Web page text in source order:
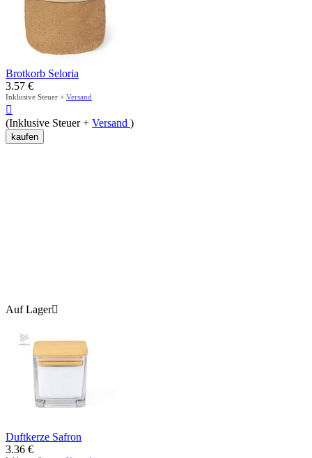
Brotkorb Seloria
3.57 €
Inklusive Steuer + Versand

(Inklusive Steuer + Versand )
kaufen
Auf Lager
Duftkerze Safron
3.36 €